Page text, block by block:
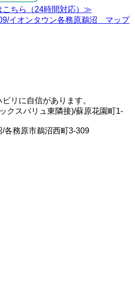
クスバリュ東隣接)/蘇原花園町1-
各務原市鵜沼西町3-309